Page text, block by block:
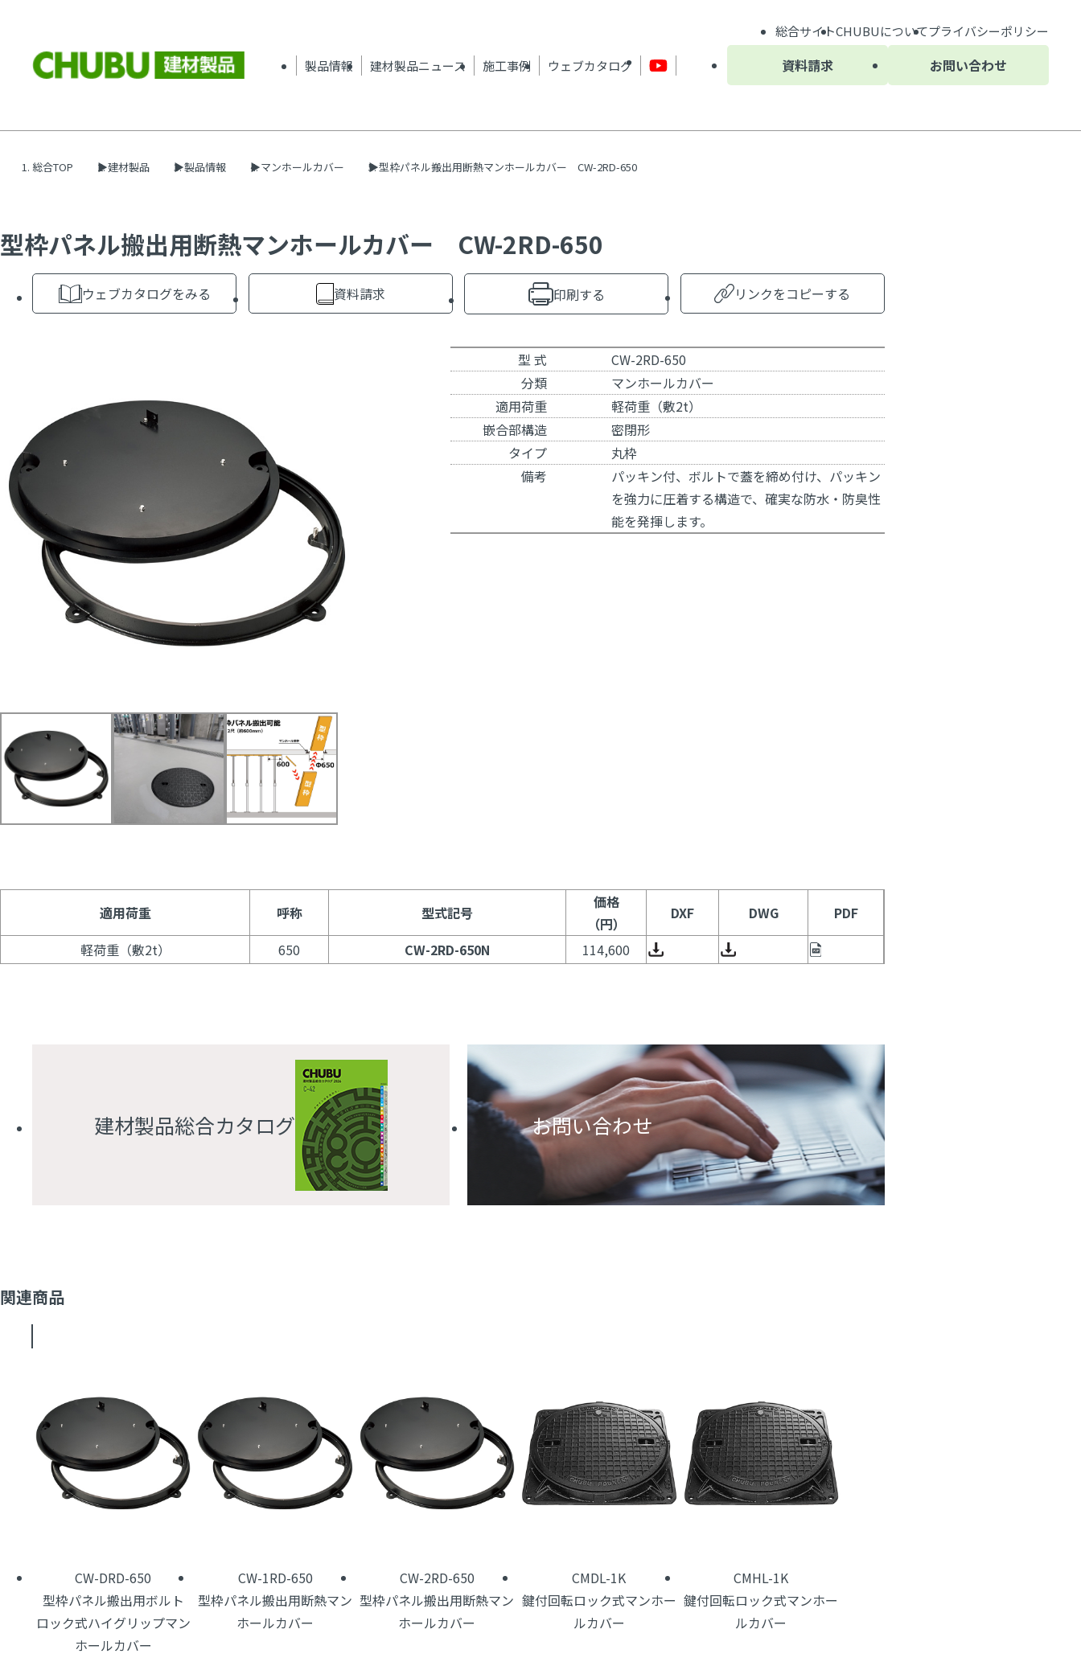
製品情報 建材製品ニュース 施工事例 ウェブカタログ 資料請求 お問い合わせ
総合サイトCHUBUについてプライバシーポリシー
総合TOP 建材製品 製品情報 マンホールカバー 型枠パネル搬出用断熱マンホールカバー CW-2RD-650
型枠パネル搬出用断熱マンホールカバー CW-2RD-650
ウェブカタログをみる 資料請求 印刷する リンクをコピーする
型 式
CW-2RD-650
分類
マンホールカバー
適用荷重
軽荷重（敷2t）
嵌合部構造
密閉形
タイプ
丸枠
備考
パッキン付、ボルトで蓋を締め付け、パッキン
を強力に圧着する構造で、確実な防水・防臭性
能を発揮します。
適用荷重 呼称 型式記号
価格
（円）
DXF DWG
PDF
軽荷重（敷2t）
650 CW-2RD-650N 114,600
建材製品総合カタログ お問い合わせ
関連商品
CW-DRD-650
型枠パネル搬出用ボルト
ロック式ハイグリップマン
ホールカバー
CW-1RD-650
型枠パネル搬出用断熱マン
ホールカバー
CW-2RD-650
型枠パネル搬出用断熱マン
ホールカバー
CMDL-1K
鍵付回転ロック式マンホー
ルカバー
CMHL-1K
鍵付回転ロック式マンホー
ルカバー